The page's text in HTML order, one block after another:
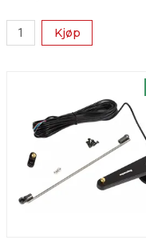
Kjøp